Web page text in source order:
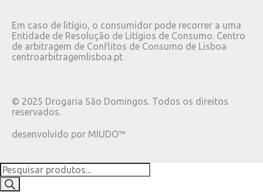
Em caso de litígio, o consumidor pode recorrer a uma
Entidade de Resolução de Litígios de Consumo. Centro
de arbitragem de Conflitos de Consumo de Lisboa
centroarbitragemlisboa.pt
© 2025 Drogaria São Domingos. Todos os direitos
reservados.
desenvolvido por MIUDO™